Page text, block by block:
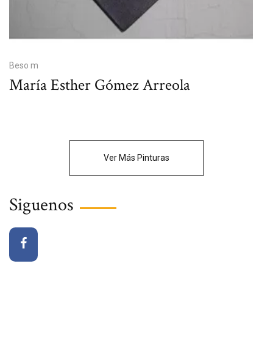
Beso m
María Esther Gómez Arreola
Ver Más Pinturas
Siguenos